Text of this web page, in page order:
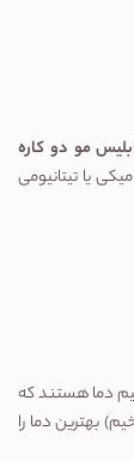
مو دو کاره